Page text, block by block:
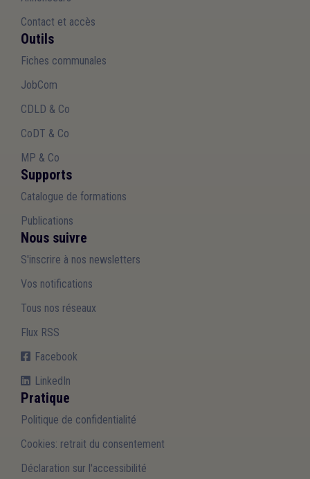
Contact et accès
Outils
Fiches communales
JobCom
CDLD & Co
CoDT & Co
MP & Co
Supports
Catalogue de formations
Publications
Nous suivre
S'inscrire à nos newsletters
Vos notifications
Tous nos réseaux
Flux RSS
Facebook
LinkedIn
Pratique
Politique de confidentialité
Cookies: retrait du consentement
Déclaration sur l'accessibilité